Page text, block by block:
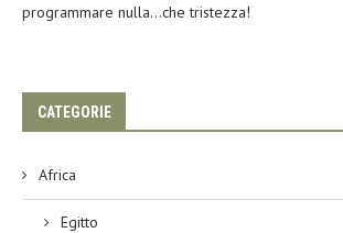
programmare nulla…che tristezza!
CATEGORIE
Africa
Egitto